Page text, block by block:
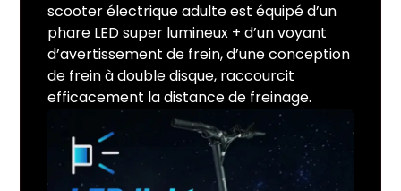
scooter électrique adulte est équipé d’un
phare LED super lumineux + d’un voyant
d’avertissement de frein, d’une conception
de frein à double disque, raccourcit
efficacement la distance de freinage.